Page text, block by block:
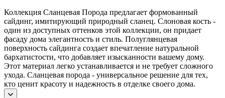
Коллекция Сланцевая Порода предлагает формованный
сайдинг, имитирующий природный сланец. Слоновая кость -
один из доступных оттенков этой коллекции, он придает
фасаду дома элегантность и стиль. Полуглянцевая
поверхность сайдинга создает впечатление натуральной
бархатистости, что добавляет изысканности вашему дому.
Этот материал легко устанавливается и не требует сложного
ухода. Сланцевая порода - универсальное решение для тех,
кто ценит красоту и надежность в отделке своего дома.